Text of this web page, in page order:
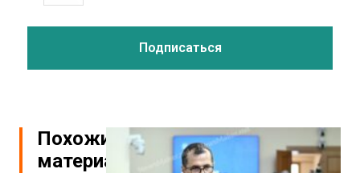
Похожие
материалы